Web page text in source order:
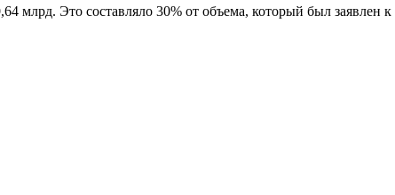
млрд. Это составляло 30% от объема, который был заявлен